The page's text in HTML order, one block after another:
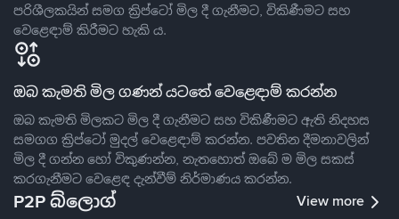
පරිශීලකයින් සමග ක්‍රිප්ටෝ මිල දී ගැනීමට, විකිණීමට සහ
වෙළෙඳාම් කිරීමට හැකි ය.
ඔබ කැමති මිල ගණන් යටතේ වෙළෙඳාම් කරන්න
ඔබ කැමති මිලකට මිල දී ගැනීමට සහ විකිණීමට ඇති නිදහස
සමගග ක්‍රිප්ටෝ මුදල් වෙළෙඳාම් කරන්න. පවතින දීමනාවලින්
මිල දී ගන්න හෝ විකුණන්න, නැතහොත් ඔබේ ම මිල සකස්
කරගැනීමට වෙළෙඳ දැන්වීම් නිර්මාණය කරන්න.
P2P බ්ලොග් View more